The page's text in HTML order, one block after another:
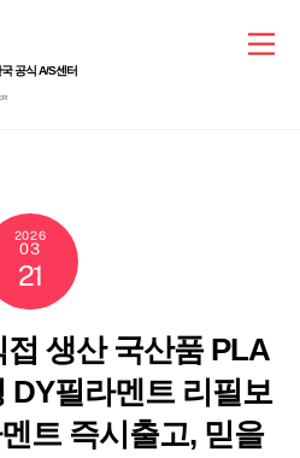
공식 A/S센터
2026
03
21
생산 국산품 PLA
DY필라멘트 리필보
트 즉시출고, 믿을